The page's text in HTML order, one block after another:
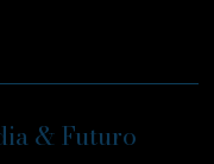
& Futuro